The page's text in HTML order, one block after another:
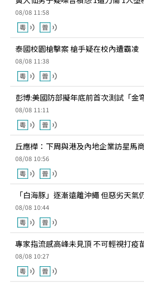
08/08 11:58
泰國校園槍擊案 槍手疑在校內遭霸凌
08/08 11:38
彭博:美國防部擬年底前首次測試「金
08/08 11:11
丘應樺：下周與港及內地企業訪星馬
08/08 10:56
「白海豚」逐漸遠離沖繩 但惡劣天氣
08/08 10:44
專家指流感高峰未見頂 不可輕視打疫
08/08 10:27